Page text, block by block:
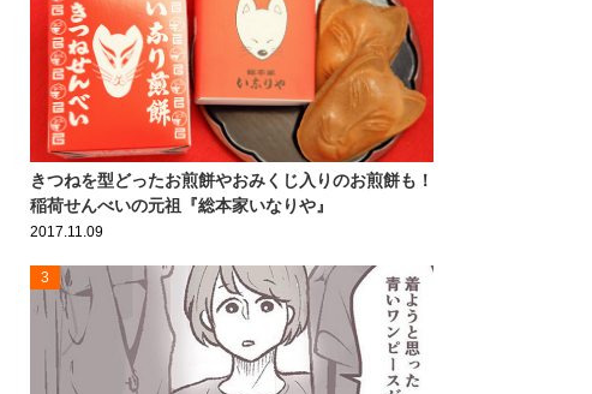
きつねを型どったお煎餅やおみくじ入りのお煎餅も！
稲荷せんべいの元祖『総本家いなりや』
2017.11.09
3